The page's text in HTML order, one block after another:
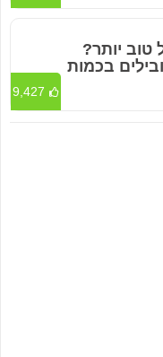
טוב יותר?
בכמות
9,427